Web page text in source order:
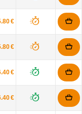
€
€
€
€